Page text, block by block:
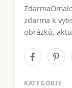
zdarma k
obrázků,
KATEGORIE